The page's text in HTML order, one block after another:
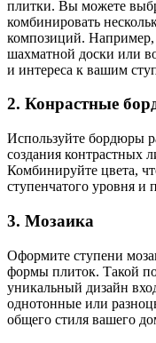
плитки. Вы можете
комбинировать
композиций.
шахматной доски или
и интереса к вашим
2. Конрастные
Используйте бордюры
создания контрастных
Комбинируйте цвета,
ступенчатого уровня
3. Мозаика
Оформите ступени
формы плиток. Такой
уникальный дизайн
однотонные или
общего стиля вашего